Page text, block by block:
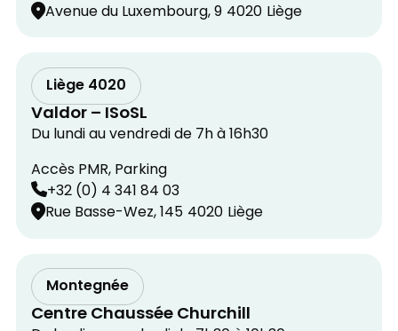
Avenue du Luxembourg, 9 4020 Liège
Liège 4020
Valdor – ISoSL
Du lundi au vendredi de 7h à 16h30
Accès PMR, Parking
+32 (0) 4 341 84 03
Rue Basse-Wez, 145 4020 Liège
Montegnée
Centre Chaussée Churchill